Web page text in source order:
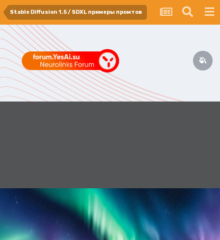
Stable Diffusion 1.5 / SDXL примеры промтов